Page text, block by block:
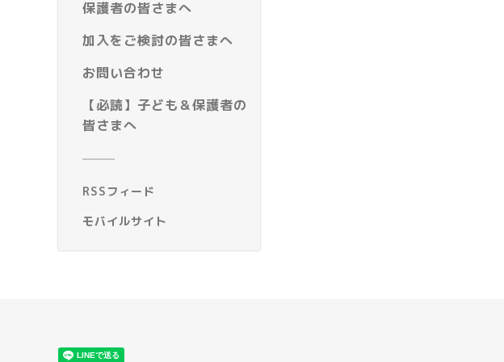
保護者の皆さまへ
加入をご検討の皆さまへ
お問い合わせ
【必読】子ども＆保護者の
皆さまへ
RSSフィード
モバイルサイト